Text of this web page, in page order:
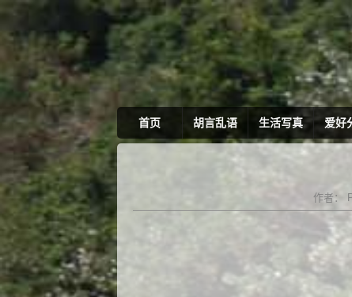
首页 胡言乱语 生活写真 爱好
作者：